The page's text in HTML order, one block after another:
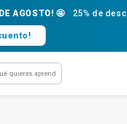
AGOSTO! 🤩 25% de